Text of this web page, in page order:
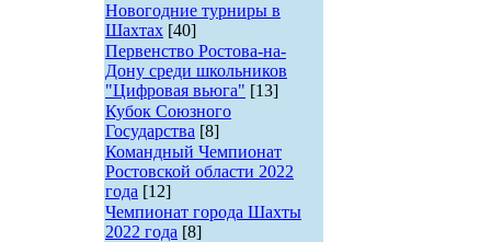
Новогодние турниры в
Шахтах [40]
Первенство Ростова-на-
Дону среди школьников
"Цифровая вьюга" [13]
Кубок Союзного
Государства [8]
Командный Чемпионат
Ростовской области 2022
года [12]
Чемпионат города Шахты
2022 года [8]